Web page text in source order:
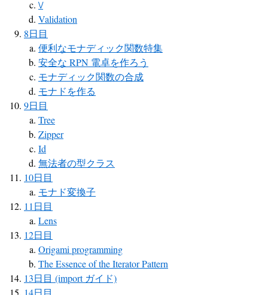
\/
Validation
8日目
便利なモナディック関数特集
安全な RPN 電卓を作ろう
モナディック関数の合成
モナドを作る
9日目
Tree
Zipper
Id
無法者の型クラス
10日目
モナド変換子
11日目
Lens
12日目
Origami programming
The Essence of the Iterator Pattern
13日目 (import ガイド)
14日目